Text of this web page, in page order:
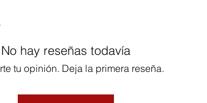
No hay reseñas todavía
tu opinión. Deja la primera reseña.